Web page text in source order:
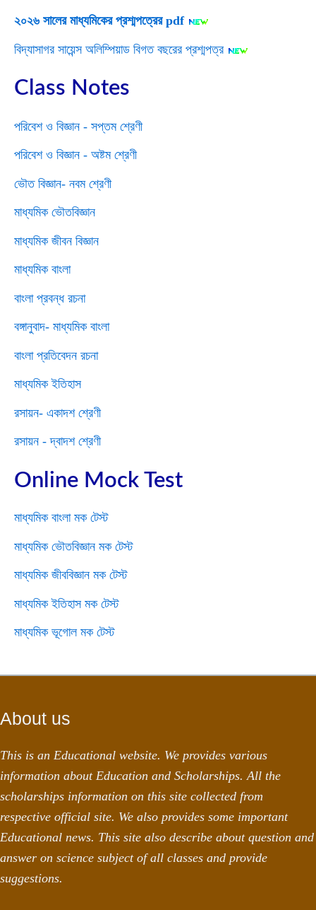
২০২৬ সালের মাধ্যমিকের প্রশ্মপত্রের pdf
বিদ্যাসাগর সায়েন্স অলিম্পিয়াড বিগত বছরের প্রশ্মপত্র
Class Notes
পরিবেশ ও বিজ্ঞান - সপ্তম শ্রেণী
পরিবেশ ও বিজ্ঞান - অষ্টম শ্রেণী
ভৌত বিজ্ঞান- নবম শ্রেণী
মাধ্যমিক ভৌতবিজ্ঞান
মাধ্যমিক জীবন বিজ্ঞান
মাধ্যমিক বাংলা
বাংলা প্রবন্ধ রচনা
বঙ্গানুবাদ- মাধ্যমিক বাংলা
বাংলা প্রতিবেদন রচনা
মাধ্যমিক ইতিহাস
রসায়ন- একাদশ শ্রেণী
রসায়ন - দ্বাদশ শ্রেণী
Online Mock Test
মাধ্যমিক বাংলা মক টেস্ট
মাধ্যমিক ভৌতবিজ্ঞান মক টেস্ট
মাধ্যমিক জীববিজ্ঞান মক টেস্ট
মাধ্যমিক ইতিহাস মক টেস্ট
মাধ্যমিক ভূগোল মক টেস্ট
About us
This is an Educational website. We provides various
information about Education and Scholarships. All the
scholarships information on this site collected from
respective official site. We also provides some important
Educational news. This site also describe about question and
answer on science subject of all classes and provide
suggestions.